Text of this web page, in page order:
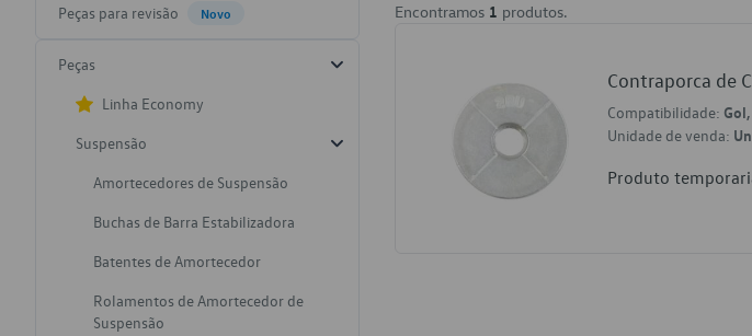
Peças para revisão Novo
Peças
Linha Economy
Suspensão
Amortecedores de Suspensão
Buchas de Barra Estabilizadora
Batentes de Amortecedor
Rolamentos de Amortecedor de
Suspensão
Encontramos 1 produtos.
Contraporca de
Compatibilidade:
Unidade de venda:
Produto